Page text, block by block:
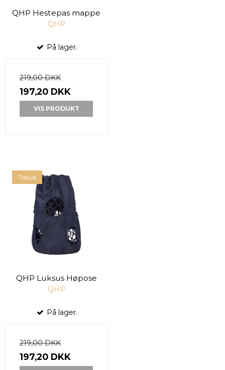
QHP Hestepas mappe
QHP
På lager.
219,00 DKK
197,20 DKK
VIS PRODUKT
Tilbud
QHP Luksus Høpose
QHP
På lager.
219,00 DKK
197,20 DKK